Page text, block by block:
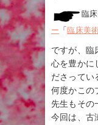
臨
ー 「臨床美
ですが、臨
心を豊かに
ださってい
何度かこの
先生もその
今回は、古